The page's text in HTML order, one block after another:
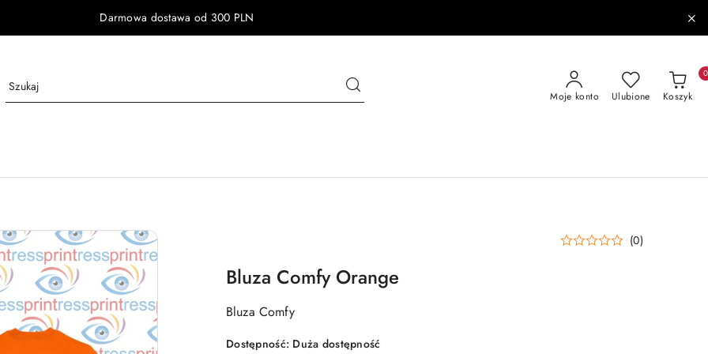
Darmowa dostawa od 300 PLN
Moje konto Ulubione Koszyk
0
(0)
Bluza Comfy Orange
Bluza Comfy
Dostępność: Duża dostępność